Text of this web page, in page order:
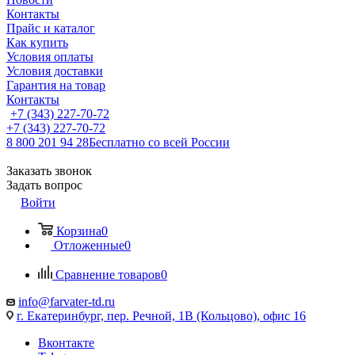
Контакты
Прайс и каталог
Как купить
Условия оплаты
Условия доставки
Гарантия на товар
Контакты
+7 (343) 227-70-72
+7 (343) 227-70-72
8 800 201 94 28Бесплатно со всей России
Заказать звонок
Задать вопрос
Войти
Корзина0
Отложенные0
Сравнение товаров0
info@farvater-td.ru
г. Екатеринбург, пер. Речной, 1В (Кольцово), офис 16
Вконтакте